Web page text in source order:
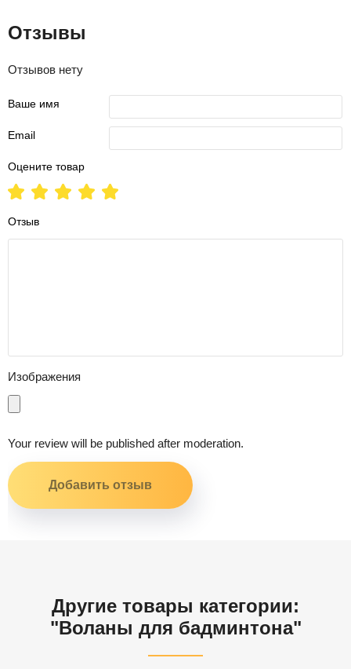
Отзывы
Отзывов нету
Ваше имя
Email
Оцените товар
Отзыв
Изображения
Your review will be published after moderation.
Другие товары категории:
"Воланы для бадминтона"